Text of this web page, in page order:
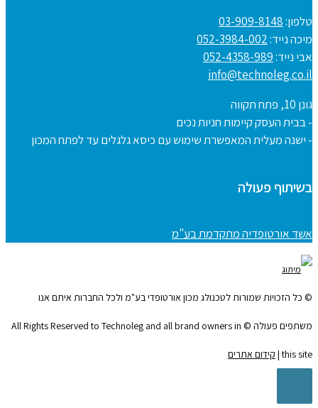
טלפון:03-909-8148
מיכה נייד:052-3984-002
אבי נייד:052-4358-989
info@technoleg.co.il
גונן 10, פתח תקווה
- בבית העסק קיימות חניות נכים
- ישנה מעלית המאפשרת שימוש עם כיסא גלגלים עד לפתח המכון
בשיתוף פעולה
אשד אורטופדיה מתקדמת בע"מ
© כל הזכויות שמורות לטכנולג מכון אורטופדי בע"מ ולכל החברות איתם אנו
משתפים פעולה © All Rights Reserved to Technoleg and all brand owners in
this site | קידום אתרים